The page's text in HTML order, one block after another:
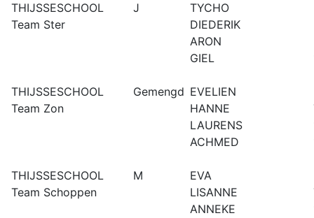
THIJSSESCHOOL J TYCHO
Team Ster
DIEDERIK
ARON
GIEL
THIJSSESCHOOL Gemengd EVELIEN
Team Zon
HANNE
LAURENS
ACHMED
THIJSSESCHOOL M EVA
Team Schoppen
LISANNE
ANNEKE